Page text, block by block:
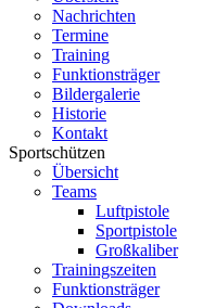
Nachrichten
Termine
Training
Funktionsträger
Bildergalerie
Historie
Kontakt
Sportschützen
Übersicht
Teams
Luftpistole
Sportpistole
Großkaliber
Trainingszeiten
Funktionsträger